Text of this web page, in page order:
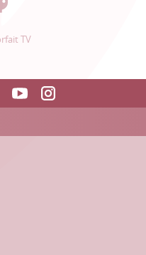
TV